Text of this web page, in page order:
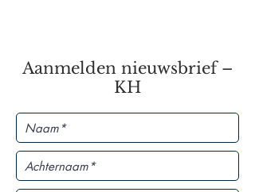
Aanmelden nieuwsbrief –
KH